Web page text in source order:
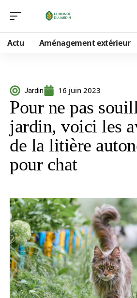
Actu Aménagement extérieur
Jardin 16 juin 2023
Pour ne pas
jardin, voici les
de la litière
pour chat